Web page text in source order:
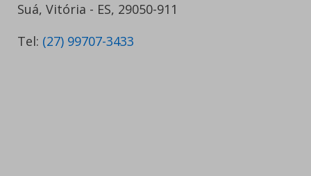
Suá, Vitória - ES, 29050-911
Tel: (27) 99707-3433